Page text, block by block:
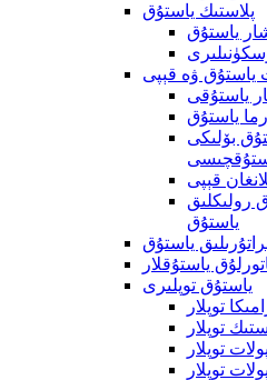
پلاستىك ياستۇق
ياستۇق
ياستۇق ۋە قېپى
ياستۇقى
ياستۇق
بۆلىكى
قېپى
رولىكلىق
ياستۇق
ياستۇق
ياستۇقلار
ياستۇق توپلىرى
توپلار
توپلار
توپلار
پولات توپلار